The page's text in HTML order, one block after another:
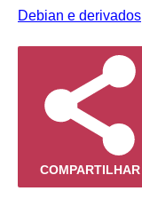
Debian e derivados
COMPARTILHAR